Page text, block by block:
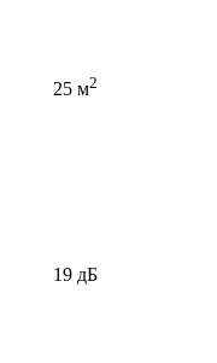
25 м2
19 дБ